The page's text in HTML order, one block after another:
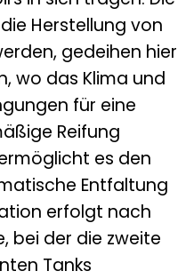
Herstellung von
gedeihen hier
wo das Klima und
für eine
Reifung
es den
Entfaltung
erfolgt nach
bei der die zweite
Tanks